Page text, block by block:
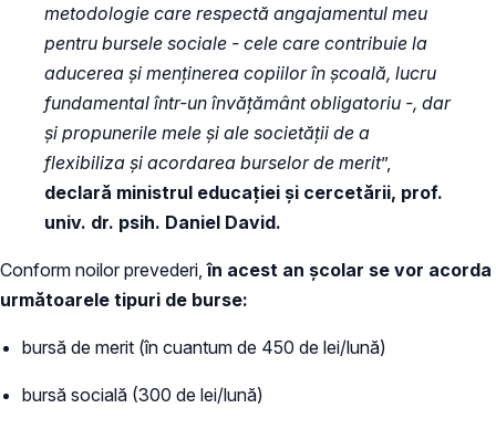
metodologie care respectă angajamentul meu
pentru bursele sociale - cele care contribuie la
aducerea și menținerea copiilor în școală, lucru
fundamental într-un învățământ obligatoriu -, dar
și propunerile mele și ale societății de a
flexibiliza și acordarea burselor de merit”,
declară ministrul educației și cercetării, prof.
univ. dr. psih. Daniel David.
Conform noilor prevederi,în acest an școlar se vor acorda
următoarele tipuri de burse:
bursă de merit (în cuantum de 450 de lei/lună)
bursă socială (300 de lei/lună)